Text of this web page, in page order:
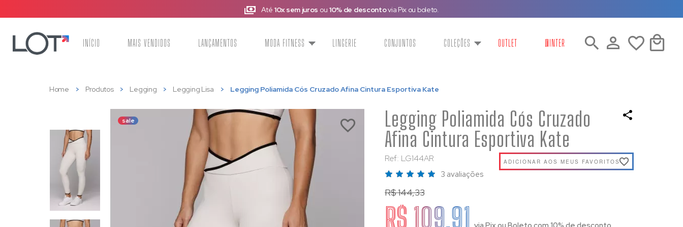
Até 10x sem juros ou 10% de descontovia Pix ou boleto.
INÍCIO MAIS VENDIDOS LANÇAMENTOS MODA FITNESS LINGERIE CONJUNTOS COLEÇÕES OUTLET WINTER
Home Produtos Legging Legging Lisa Legging Poliamida Cós Cruzado Afina Cintura Esportiva Kate
sale
Legging Poliamida Cós Cruzado
Afina Cintura Esportiva Kate
Ref: LG144AR
3 avaliações
ADICIONAR AOS MEUS FAVORITOS
R$ 144,33
R$ 109,91